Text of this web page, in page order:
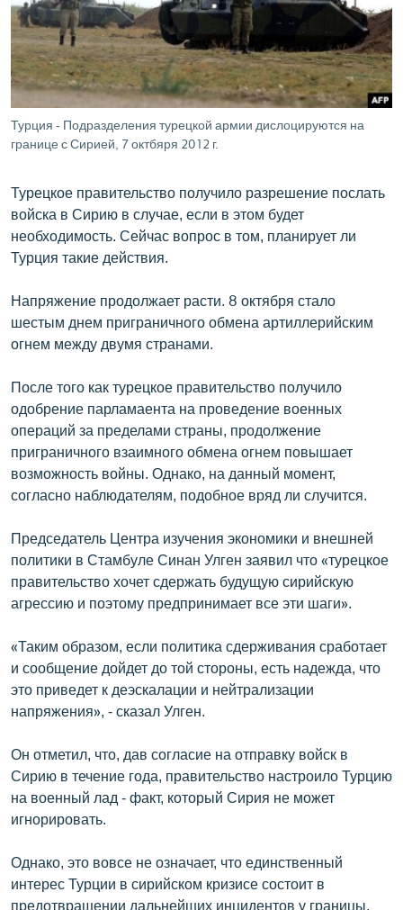
ՄԻՋԱԶԳԱՅԻՆ
ՄՇԱԿՈՒՅԹ
ՍՊՈՐՏ
ՄԵԿՆԱԲԱՆՈՒԹՅՈՒՆ
ՏՏ ԵՒ ԻՆՏԵՐՆԵՏ
ԱՐԽԻՎ
ՏԵՍԱՆՅՈՒԹԵՐ
ՁԳՏԵԼՈՎ ԼԱՎԱԳՈՒՅՆԻՆ
ՓՈԴՔԱՍԹ
Հայերեն
English
Русский
ՀԵՏԵՎԵՔ ՄԵԶ
Турция - Подразделения турецкой армии дислоцируются на
границе с Сирией, 7 октбяря 2012 г.
Турецкое правительство получило разрешение послать
войска в Сирию в случае, если в этом будет
необходимость. Сейчас вопрос в том, планирует ли
Турция такие действия.
Напряжение продолжает расти. 8 октября стало
шестым днем приграничного обмена артиллерийским
огнем между двумя странами.
После того как турецкое правительство получило
одобрение парламаента на проведение военных
операций за пределами страны, продолжение
приграничного взаимного обмена огнем повышает
возможность войны. Однако, на данный момент,
согласно наблюдателям, подобное вряд ли случится.
Председатель Центра изучения экономики и внешней
политики в Стамбуле Синан Улген заявил что «турецкое
правительство хочет сдержать будущую сирийскую
агрессию и поэтому предпринимает все эти шаги».
«Таким образом, если политика сдерживания сработает
и сообщение дойдет до той стороны, есть надежда, что
это приведет к деэскалации и нейтрализации
напряжения», - сказал Улген.
Он отметил, что, дав согласие на отправку войск в
Сирию в течение года, правительство настроило Турцию
на военный лад - факт, который Сирия не может
игнорировать.
Однако, это вовсе не означает, что единственный
интерес Турции в сирийском кризисе состоит в
предотвращении дальнейших инцидентов у границы.